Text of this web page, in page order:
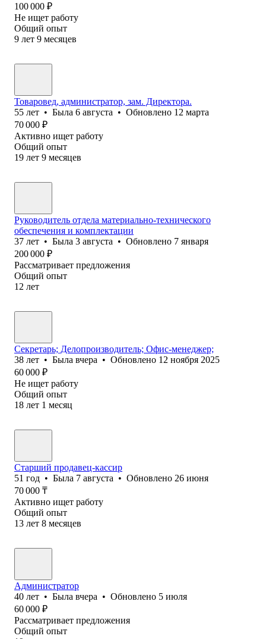
100 000 ₽
Не ищет работу
Общий опыт
9 лет 9 месяцев
Товаровед, администратор, зам. Директора.
55 лет • Была 6 августа • Обновлено 12 марта
70 000 ₽
Активно ищет работу
Общий опыт
19 лет 9 месяцев
Руководитель отдела материально-технического
обеспечения и комплектации
37 лет • Была 3 августа • Обновлено 7 января
200 000 ₽
Рассматривает предложения
Общий опыт
12 лет
Секретарь; Делопроизводитель; Офис-менеджер;
38 лет • Была вчера • Обновлено 12 ноября 2025
60 000 ₽
Не ищет работу
Общий опыт
18 лет 1 месяц
Старший продавец-кассир
51 год • Была 7 августа • Обновлено 26 июня
70 000 ₸
Активно ищет работу
Общий опыт
13 лет 8 месяцев
Администратор
40 лет • Была вчера • Обновлено 5 июля
60 000 ₽
Рассматривает предложения
Общий опыт